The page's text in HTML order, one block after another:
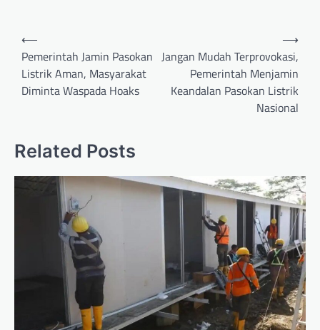
Post
navigation
⟵
Pemerintah Jamin Pasokan
Listrik Aman, Masyarakat
Diminta Waspada Hoaks
Jangan Mudah Terprovokasi,
Pemerintah Menjamin
Keandalan Pasokan Listrik
Nasional
⟶
Related Posts